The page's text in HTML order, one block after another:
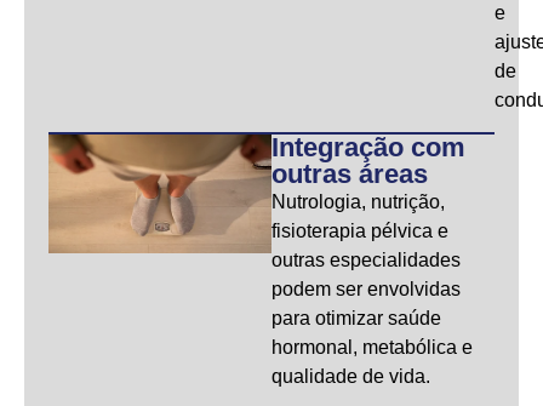
e
de
Integração com
outras áreas
Nutrologia, nutrição,
fisioterapia pélvica e
outras especialidades
podem ser envolvidas
para otimizar saúde
hormonal, metabólica e
qualidade de vida.